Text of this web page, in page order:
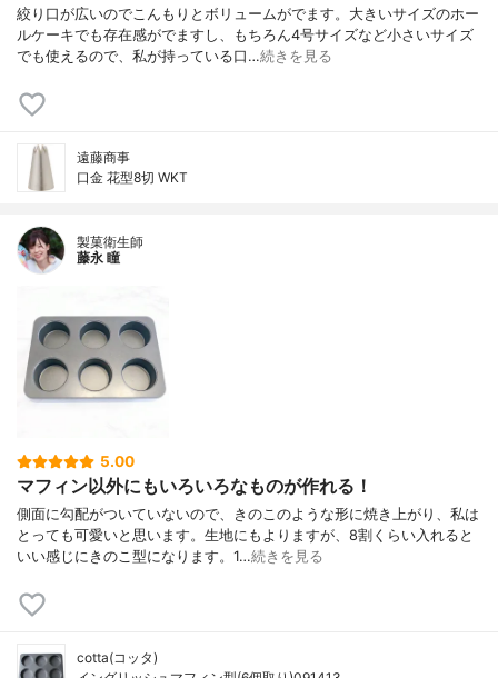
絞り口が広いのでこんもりとボリュームがでます。大きいサイズのホー
ルケーキでも存在感がでますし、もちろん4号サイズなど小さいサイズ
でも使えるので、私が持っている口…続きを見る
遠藤商事
口金 花型8切 WKT
製菓衛生師
藤永 瞳
5.00
マフィン以外にもいろいろなものが作れる！
側面に勾配がついていないので、きのこのような形に焼き上がり、私は
とっても可愛いと思います。生地にもよりますが、8割くらい入れると
いい感じにきのこ型になります。1…続きを見る
cotta(コッタ)